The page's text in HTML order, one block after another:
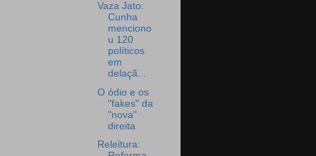
Vaza Jato:
Cunha
menciono
u 120
políticos
em
delaçã...
O ódio e os
"fakes" da
"nova"
direita
Releitura: